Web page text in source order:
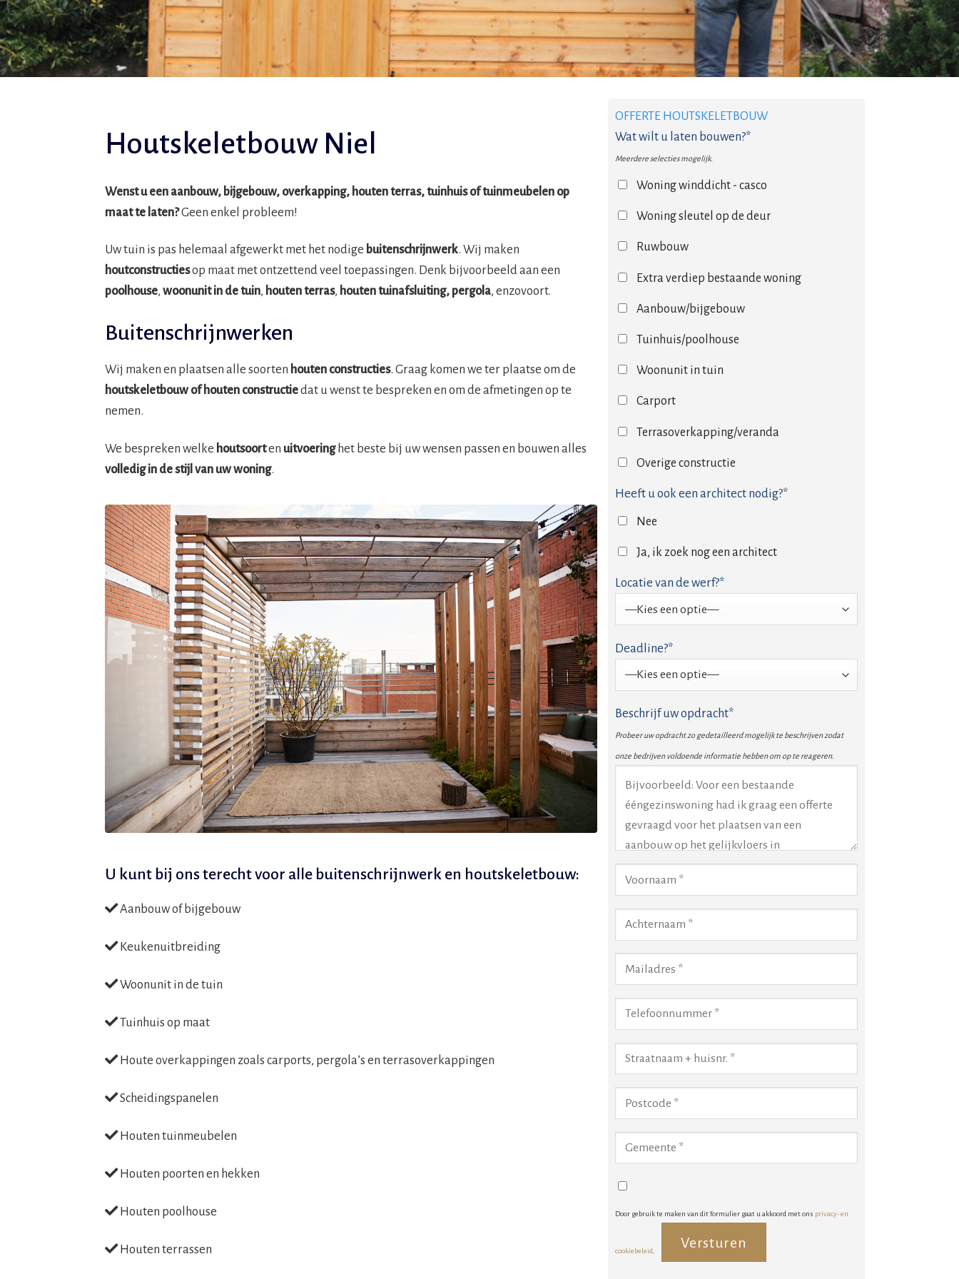
Houtskeletbouw Niel
Wenst u een aanbouw, bijgebouw, overkapping, houten terras, tuinhuis of tuinmeubelen op
maat te laten?Geen enkel probleem!
Uw tuin is pas helemaal afgewerkt met het nodige buitenschrijnwerk. Wij maken
houtconstructiesop maat met ontzettend veel toepassingen. Denk bijvoorbeeld aan een
poolhouse, woonunit in de tuin, houten terras, houten tuinafsluiting, pergola, enzovoort.
Buitenschrijnwerken
Wij maken en plaatsen alle soorten houten constructies. Graag komen we ter plaatse om de
houtskeletbouw of houten constructiedat u wenst te bespreken en om de afmetingen op te
nemen.
We bespreken welke houtsoorten uitvoeringhet beste bij uw wensen passen en bouwen alles
volledig in de stijl van uw woning.
U kunt bij ons terecht voor alle buitenschrijnwerk en houtskeletbouw:
Aanbouw of bijgebouw
Keukenuitbreiding
Woonunit in de tuin
Tuinhuis op maat
Houte overkappingen zoals carports, pergola’s en terrasoverkappingen
Scheidingspanelen
Houten tuinmeubelen
Houten poorten en hekken
Houten poolhouse
Houten terrassen
OFFERTE HOUTSKELETBOUW
Wat wilt u laten bouwen?*
Meerdere selecties mogelijk.
Woning winddicht - casco
Woning sleutel op de deur
Ruwbouw
Extra verdiep bestaande woning
Aanbouw/bijgebouw
Tuinhuis/poolhouse
Woonunit in tuin
Carport
Terrasoverkapping/veranda
Overige constructie
Heeft u ook een architect nodig?*
Nee
Ja, ik zoek nog een architect
Locatie van de werf?*
Deadline?*
Beschrijf uw opdracht*
Probeer uw opdracht zo gedetailleerd mogelijk te beschrijven zodat
onze bedrijven voldoende informatie hebben om op te reageren.
Door gebruik te maken van dit formulier gaat u akkoord met ons privacy- en
cookiebeleid